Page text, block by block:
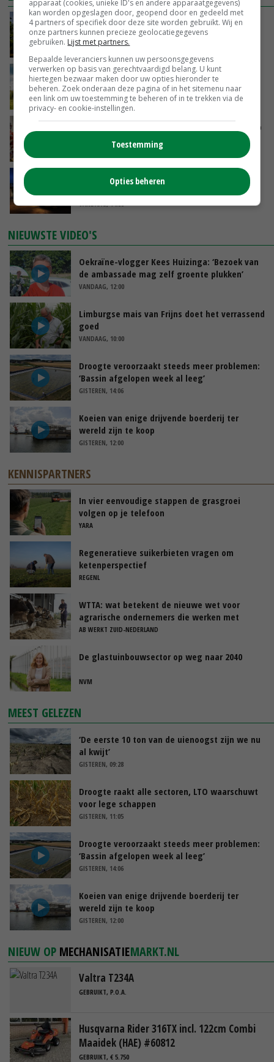
Kamervragen over onttrekkingsverbod,
minister spreekt van ‘ondernemersrisico’
VANDAAG, 16:27
‘Rendement van Krullvarkens komt van de
overkant’
VANDAAG, 15:30
Oorlogen en El Niño stuwen voedselprijzen op
Nettowinst Royal A-ware onder druk ondanks
VANDAAG, 14:35
NIEUWSTE VIDEO'S
Oekraïne-vlogger Kees Huizinga: ‘Bezoek van
de ambassade mag zelf groente plukken’
VANDAAG, 12:00
Limburgse mais van Frijns doet het verrassend
goed
VANDAAG, 10:00
Droogte veroorzaakt steeds meer problemen:
‘Bassin afgelopen week al leeg’
GISTEREN, 14:06
Koeien van enige drijvende boerderij ter
wereld zijn te koop
GISTEREN, 12:00
KENNISPARTNERS
In vier eenvoudige stappen de grasgroei
volgen op je telefoon
YARA
Regeneratieve suikerbieten vragen om
ketenperspectief
REGENL
WTTA: wat betekent de nieuwe wet voor
agrarische ondernemers die werken met
uitzendkrachten?
AB WERKT ZUID-NEDERLAND
De glastuinbouwsector op weg naar 2040
NVM
MEEST GELEZEN
‘De eerste 10 ton van de uienoogst zijn we nu
al kwijt’
GISTEREN, 09:28
Droogte raakt alle sectoren, LTO waarschuwt
voor lege schappen
GISTEREN, 11:05
Droogte veroorzaakt steeds meer problemen:
‘Bassin afgelopen week al leeg’
GISTEREN, 14:06
Koeien van enige drijvende boerderij ter
wereld zijn te koop
GISTEREN, 12:00
NIEUW OP MECHANISATIEMARKT.NL
Valtra T234A
GEBRUIKT, P.O.A.
Husqvarna Rider 316TX incl. 122cm Combi
Maaidek (HAE) #60812
GEBRUIKT, € 5.750
apparaat (cookies, unieke ID's en andere apparaatgegevens)
kan worden opgeslagen door, geopend door en gedeeld met
4 partners of specifiek door deze site worden gebruikt. Wij en
onze partners kunnen precieze geolocatiegegevens
gebruiken. Lijst met partners.
Bepaalde leveranciers kunnen uw persoonsgegevens
verwerken op basis van gerechtvaardigd belang. U kunt
hiertegen bezwaar maken door uw opties hieronder te
beheren. Zoek onderaan deze pagina of in het sitemenu naar
een link om uw toestemming te beheren of in te trekken via de
privacy- en cookie-instellingen.
Toestemming
Opties beheren